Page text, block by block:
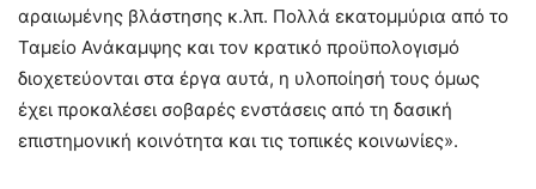
αραιωμένης βλάστησης κ.λπ. Πολλά εκατομμύρια από το
Ταμείο Ανάκαμψης και τον κρατικό προϋπολογισμό
διοχετεύονται στα έργα αυτά, η υλοποίησή τους όμως
έχει προκαλέσει σοβαρές ενστάσεις από τη δασική
επιστημονική κοινότητα και τις τοπικές κοινωνίες».